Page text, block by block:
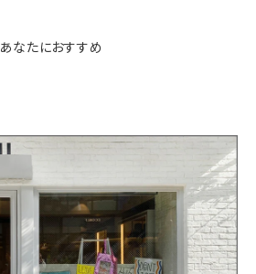
あなたにおすすめ